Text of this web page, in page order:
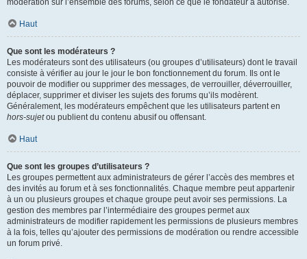
modération sur l’ensemble des forums, selon ce que le fondateur a autorisé.
Haut
Que sont les modérateurs ?
Les modérateurs sont des utilisateurs (ou groupes d’utilisateurs) dont le travail
consiste à vérifier au jour le jour le bon fonctionnement du forum. Ils ont le
pouvoir de modifier ou supprimer des messages, de verrouiller, déverrouiller,
déplacer, supprimer et diviser les sujets des forums qu’ils modèrent.
Généralement, les modérateurs empêchent que les utilisateurs partent en
hors-sujetou publient du contenu abusif ou offensant.
Haut
Que sont les groupes d’utilisateurs ?
Les groupes permettent aux administrateurs de gérer l’accès des membres et
des invités au forum et à ses fonctionnalités. Chaque membre peut appartenir
à un ou plusieurs groupes et chaque groupe peut avoir ses permissions. La
gestion des membres par l’intermédiaire des groupes permet aux
administrateurs de modifier rapidement les permissions de plusieurs membres
à la fois, telles qu’ajouter des permissions de modération ou rendre accessible
un forum privé.